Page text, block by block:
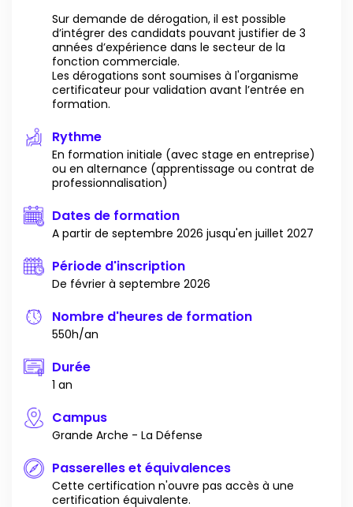
Sur demande de dérogation, il est possible
d’intégrer des candidats pouvant justifier de 3
années d’expérience dans le secteur de la
fonction commerciale.
Les dérogations sont soumises à l'organisme
certificateur pour validation avant l’entrée en
formation.
Rythme
En formation initiale (avec stage en entreprise)
ou en alternance (apprentissage ou contrat de
professionnalisation)
Dates de formation
A partir de septembre 2026 jusqu'en juillet 2027
Période d'inscription
De février à septembre 2026
Nombre d'heures de formation
550h/an
Durée
1 an
Campus
Grande Arche - La Défense
Passerelles et équivalences
Cette certification n'ouvre pas accès à une
certification équivalente.